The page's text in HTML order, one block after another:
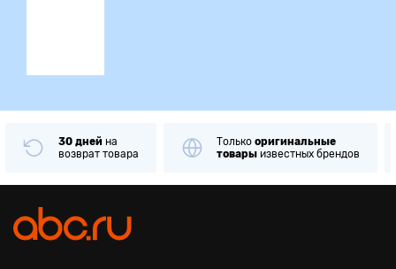
30 дней на
возврат товара
Только оригинальные
товары известных брендов